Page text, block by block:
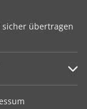
sicher übertragen